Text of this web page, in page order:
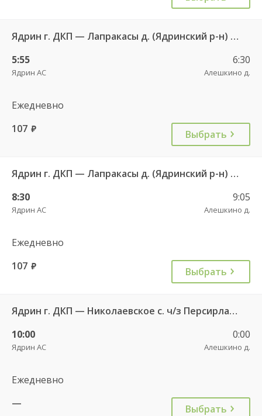
Ядрин г. ДКП — Лапракасы д. (Ядринский р-н) ч/з Персирланы д. 123
5:55
Ядрин АС
6:30
Алешкино д.
Ежедневно
107 руб. Выбрать
Ядрин г. ДКП — Лапракасы д. (Ядринский р-н) ч/з Персирланы д. 123
8:30
Ядрин АС
9:05
Алешкино д.
Ежедневно
107 руб. Выбрать
Ядрин г. ДКП — Николаевское с. ч/з Персирланы д. 134
10:00
Ядрин АС
0:00
Алешкино д.
Ежедневно
—
Выбрать